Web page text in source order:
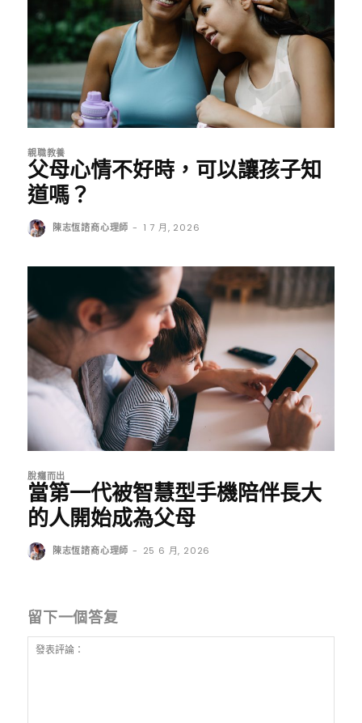
親職教養
父母心情不好時，可以讓孩子知
道嗎？
陳志恆諮商心理師 - 1 7 月, 2026
脫癮而出
當第一代被智慧型手機陪伴長大
的人開始成為父母
陳志恆諮商心理師 - 25 6 月, 2026
留下一個答复